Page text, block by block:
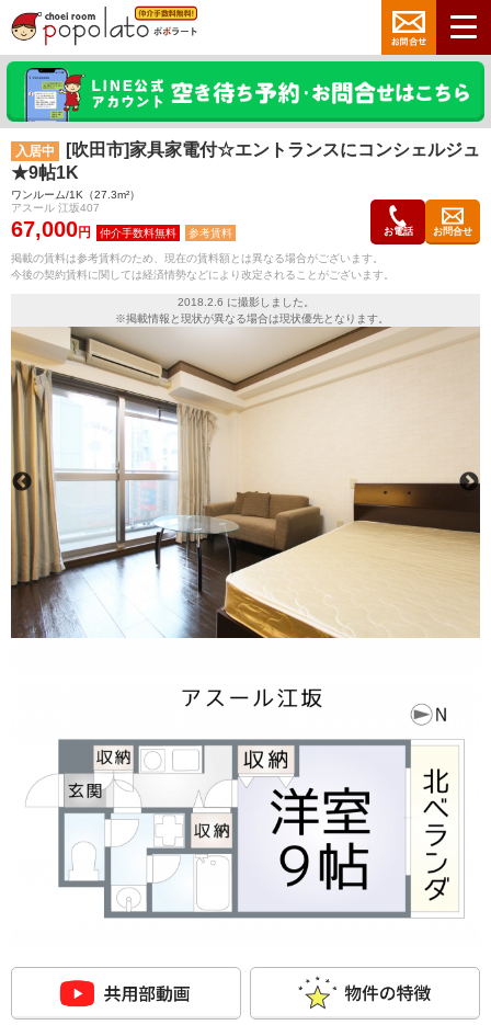
入居中
[吹田市]家具家電付☆エントランスにコンシェルジュ
★9帖1K
ワンルーム/1K（27.3m²）
アスール 江坂407
67,000円 参考賃料 お電話 お問合せ
掲載の賃料は参考賃料のため、現在の賃料額とは異なる場合がございます。
今後の契約賃料に関しては経済情勢などにより改定されることがございます。
2018.2.6 に撮影しました。
※掲載情報と現状が異なる場合は現状優先となります。